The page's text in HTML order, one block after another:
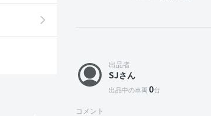
出品者
SJさん
出品中の車両0台
コメント